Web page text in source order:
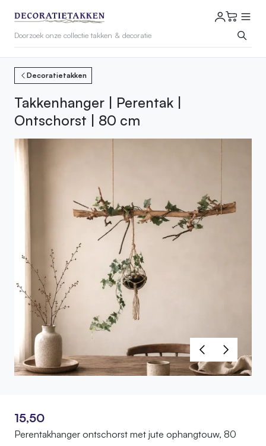
Decoratietakken
Takkenhanger | Perentak |
Ontschorst | 80 cm
15,50
Perentakhanger ontschorst met jute ophangtouw, 80